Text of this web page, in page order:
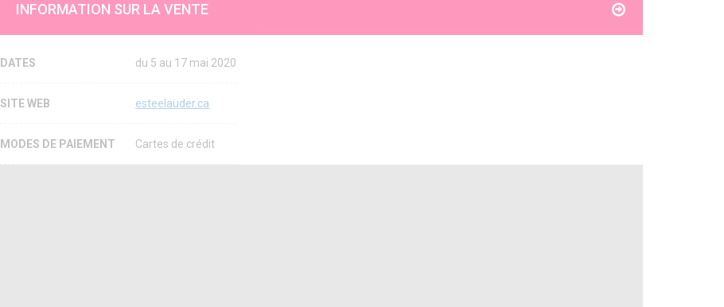
INFORMATION SUR LA VENTE
DATES du 5 au 17 mai 2020
SITE WEB esteelauder.ca
MODES DE PAIEMENT Cartes de crédit